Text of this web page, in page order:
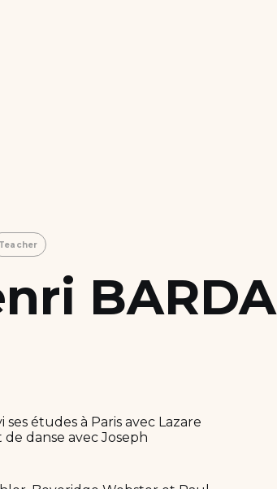
Teacher
BARDA
études à Paris avec Lazare
danse avec Joseph